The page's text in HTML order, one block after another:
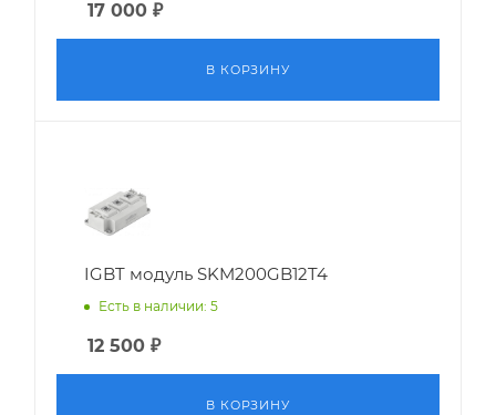
17 000 ₽
В КОРЗИНУ
IGBT модуль SKM200GB12T4
Есть в наличии: 5
12 500 ₽
В КОРЗИНУ